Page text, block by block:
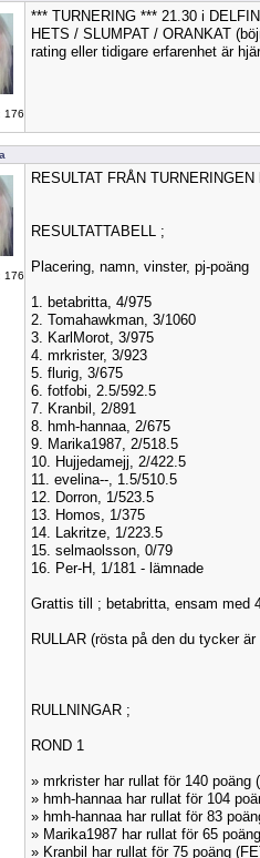
176
*** TURNERING *** 21.30 i
HETS / SLUMPAT / ORANKAT
rating eller tidigare erfarenhet är
176
RESULTAT FRÅN
RESULTATTABELL ;
Placering, namn, vinster, pj-poäng
1. betabritta, 4/975
2. Tomahawkman, 3/1060
3. KarlMorot, 3/975
4. mrkrister, 3/923
5. flurig, 3/675
6. fotfobi, 2.5/592.5
7. Kranbil, 2/891
8. hmh-hannaa, 2/675
9. Marika1987, 2/518.5
10. Hujjedamejj, 2/422.5
11. evelina--, 1.5/510.5
12. Dorron, 1/523.5
13. Homos, 1/375
14. Lakritze, 1/223.5
15. selmaolsson, 0/79
16. Per-H, 1/181 - lämnade
Grattis till ; betabritta, ensam med
RULLAR (rösta på den du tycker
RULLNINGAR ;
ROND 1
» mrkrister har rullat för 140 poäng
» hmh-hannaa har rullat för 104
» hmh-hannaa har rullat för 83
» Marika1987 har rullat för 65
» Kranbil har rullat för 75 poäng